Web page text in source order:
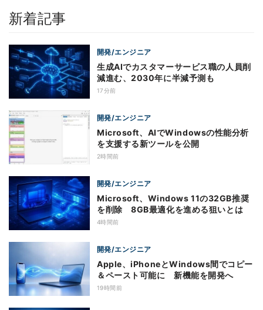
新着記事
開発/エンジニア
生成AIでカスタマーサービス職の人員削
減進む、2030年に半減予測も
17分前
開発/エンジニア
Microsoft、AIでWindowsの性能分析
を支援する新ツールを公開
2時間前
開発/エンジニア
Microsoft、Windows 11の32GB推奨
を削除 8GB最適化を進める狙いとは
4時間前
開発/エンジニア
Apple、iPhoneとWindows間でコピー
＆ペースト可能に 新機能を開発へ
19時間前